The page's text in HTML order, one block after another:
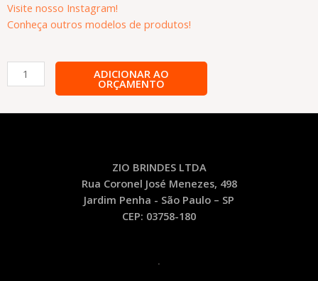
Visite nosso Instagram!
Conheça outros modelos de produtos!
Caneta
Plástica
CA45
ADICIONAR AO
ORÇAMENTO
ZIO BRINDES LTDA
Rua Coronel José Menezes, 498
Jardim Penha - São Paulo – SP
CEP: 03758-180
.